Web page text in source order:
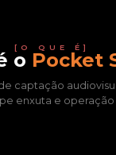
[O QUE É]
o Pocket
captação
enxuta e